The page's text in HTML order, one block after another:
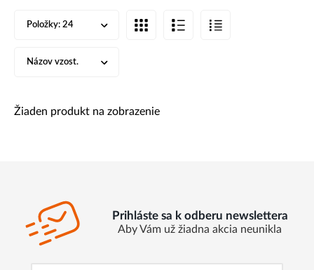
Položky: 24
Názov vzost.
Žiaden produkt na zobrazenie
Prihláste sa k odberu newslettera
Aby Vám už žiadna akcia neunikla